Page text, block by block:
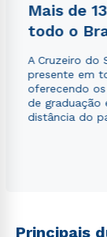
Mais de
todo o
A Cruzeiro do
presente em
oferecendo
de graduação
distância do
Principais